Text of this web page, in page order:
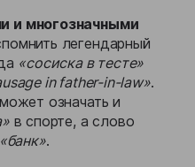
и многозначными
легендарный
«сосиска в тесте»
in father-in-law».
может означать и
в спорте, а слово
«банк».